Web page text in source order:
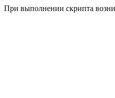
При выполнении скрипта